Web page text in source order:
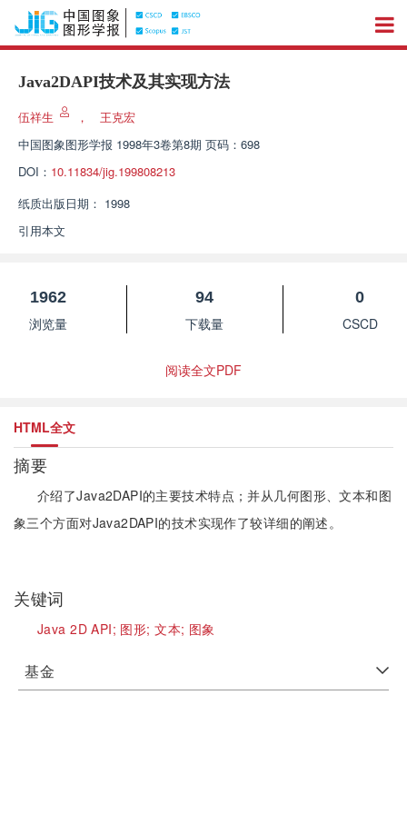
Java2DAPI技术及其实现方法
伍祥生 ，
王克宏
中国图象图形学报 1998年3卷第8期 页码：698
DOI： 10.11834/jig.199808213
纸质出版日期： 1998
引用本文
1962
浏览量
94
下载量
0
CSCD
阅读全文PDF
HTML全文
摘要
介绍了Java2DAPI的主要技术特点；并从几何图形、文本和图
象三个方面对Java2DAPI的技术实现作了较详细的阐述。
关键词
Java 2D API; 图形;文本; 图象
基金